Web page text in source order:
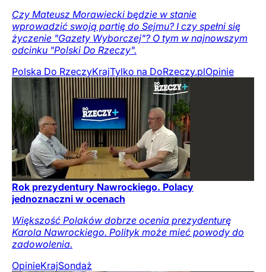
Czy Mateusz Morawiecki będzie w stanie
wprowadzić swoją partię do Sejmu? I czy spełni się
życzenie "Gazety Wyborczej"? O tym w najnowszym
odcinku "Polski Do Rzeczy".
Polska Do RzeczyKrajTylko na DoRzeczy.plOpinie
Rok prezydentury Nawrockiego. Polacy
jednoznaczni w ocenach
Większość Polaków dobrze ocenia prezydenturę
Karola Nawrockiego. Polityk może mieć powody do
zadowolenia.
OpinieKrajSondaż